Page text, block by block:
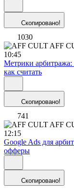
Скопировано!
1030
AFF
10:45
Метрики арбитража:
как считать
Скопировано!
741
AFF
12:15
Google Ads для
офферы
Скопировано!